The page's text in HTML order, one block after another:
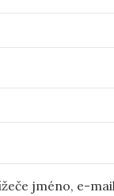
jméno, e-